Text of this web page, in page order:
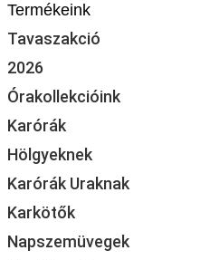
Termékeink
Tavaszakció
2026
Órakollekcióink
Karórák
Hölgyeknek
Karórák Uraknak
Karkötők
Napszemüvegek